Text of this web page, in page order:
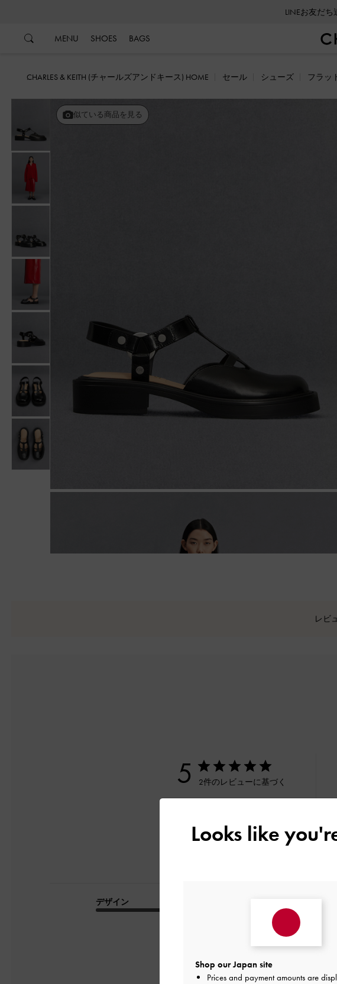
LINEお友だ
MENU SHOES BAGS
CHARLES & KEITH (チャールズアンドキース) HOME セール シューズ フラッ
似ている商品を見る
レビ
5 2件のレビューに基づく
デザイン
とてもよか
Looks like
Shop our Japan site
Prices and payment amounts are